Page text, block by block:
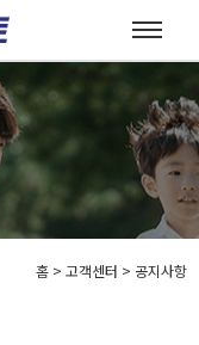
홈 > 고객센터 > 공지사항